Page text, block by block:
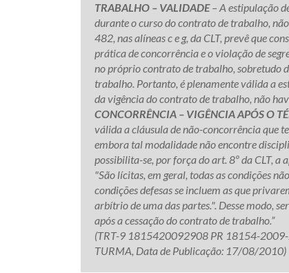
TRABALHO – VALIDADE– A estipulação
durante o curso do contrato de trabalho,
482, nas alíneas c e g, da CLT, prevê que
prática de concorrência e o violação de
no próprio contrato de trabalho, sobretudo
trabalho. Portanto, é plenamente válida a
da vigência do contrato de trabalho, não
CONCORRÊNCIA – VIGÊNCIA APÓS O
válida a cláusula de não-concorrência que
embora tal modalidade não encontre
possibilita-se, por força do art. 8º da CLT,
"São lícitas, em geral, todas as condições
condições defesas se incluem as que
arbítrio de uma das partes.". Desse modo,
após a cessação do contrato de trabalho.”
(TRT-9 1815420092908 PR 18154-
TURMA, Data de Publicação: 17/08/2010)